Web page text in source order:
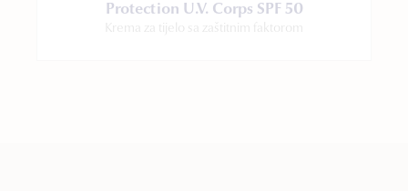
Protection U.V. Corps SPF 50
Krema za tijelo sa zaštitnim faktorom